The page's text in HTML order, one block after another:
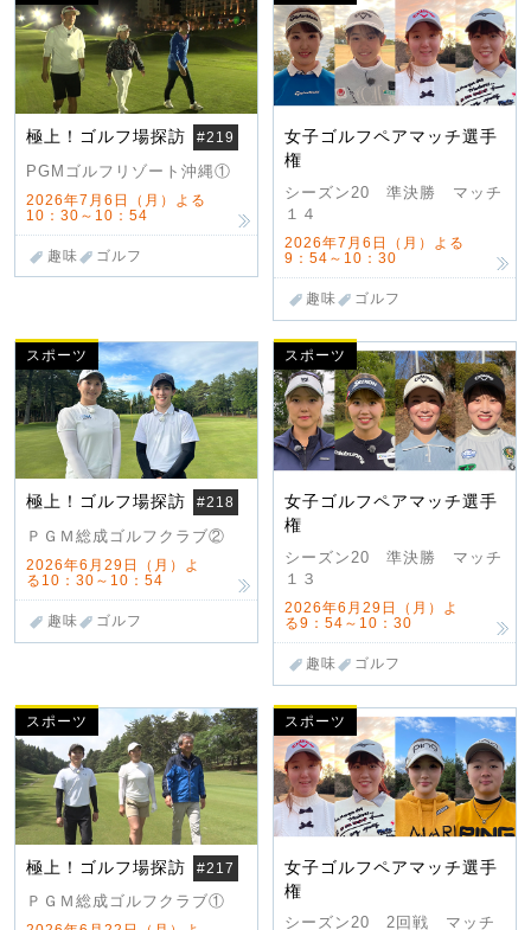
極上！ゴルフ場探訪 #219
PGMゴルフリゾート沖縄①
2026年7月6日（月）よる
10：30～10：54
趣味 ゴルフ
女子ゴルフペアマッチ選手
権
シーズン20 準決勝 マッチ
１４
2026年7月6日（月）よる
9：54～10：30
趣味 ゴルフ
スポーツ
極上！ゴルフ場探訪 #218
ＰＧＭ総成ゴルフクラブ②
2026年6月29日（月）よ
る10：30～10：54
趣味 ゴルフ
スポーツ
女子ゴルフペアマッチ選手
権
シーズン20 準決勝 マッチ
１３
2026年6月29日（月）よ
る9：54～10：30
趣味 ゴルフ
スポーツ
極上！ゴルフ場探訪 #217
ＰＧＭ総成ゴルフクラブ①
スポーツ
女子ゴルフペアマッチ選手
権
シーズン20 2回戦 マッチ